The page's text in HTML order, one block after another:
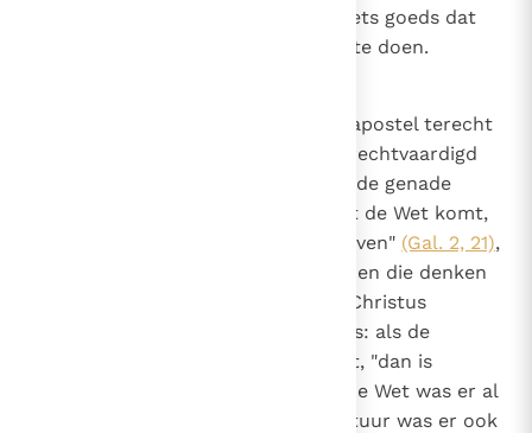
niet doet; maar de mens doet niets goeds dat
God hem niet heeft gegeven om te doen.
Natuur en genade. Net zoals de apostel terecht
zegt tegen hen die, omdat ze gerechtvaardigd
wilden worden door de Wet, van de genade
afvielen: "Als de gerechtigheid uit de Wet komt,
dan is Christus tevergeefs gestorven" (Gal. 2, 21),
zo wordt terecht gezegd tegen hen die denken
dat de genade, die het geloof in Christus
aanbeveelt en ontvangt, natuur is: als de
gerechtigheid uit de natuur komt, "dan is
Christus tevergeefs gestorven". De Wet was er al
en rechtvaardigde niet, en de natuur was er ook